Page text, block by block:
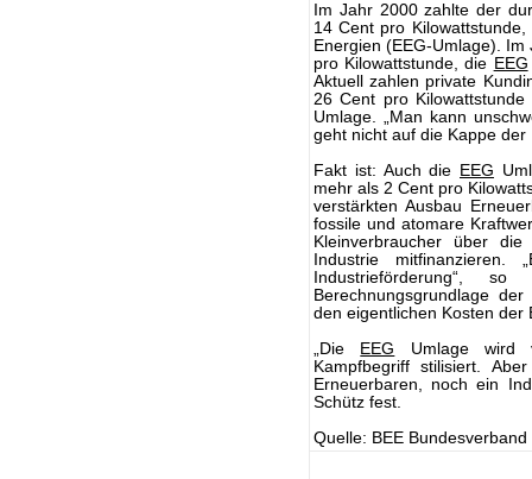
Im Jahr 2000 zahlte der
14 Cent pro
Energien (EEG-Umlage).
pro Kilowattstunde, die EEG
Aktuell zahlen private
26 Cent pro
Umlage. „Man kann
geht nicht auf die Kappe der
Fakt ist: Auch die EEG
mehr als 2 Cent pro
verstärkten Ausbau
fossile und atomare
Kleinverbraucher über
Industrie
Industrieförderung“,
Berechnungsgrundlage
den eigentlichen Kosten
„Die
EEG Umlage wird
Kampfbegriff stilisiert.
Erneuerbaren, noch ein
Schütz fest.
Quelle: BEE